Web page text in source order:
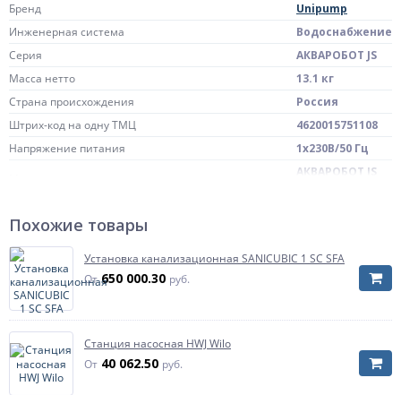
Бренд
Unipump
Инженерная система
Водоснабжение
Серия
АКВАРОБОТ JS
Масса нетто
13.1 кг
Страна происхождения
Россия
Штрих-код на одну ТМЦ
4620015751108
Напряжение питания
1х230В/50 Гц
АКВАРОБОТ JS
Диаметр присоединения всасывающего патрубка
Диаметр присоединения всасывающего патрубка
Диаметр присоединения патрубка на входе в
насос
1" ВР
Диаметр присоединения напорного патрубка
Диаметр присоединения напорного патрубка
Диаметр присоединения патрубка на выходе из
насоса
Похожие товары
Установка канализационная SANICUBIC 1 SC SFA
От650 000.30 руб.
Станция насосная HWJ Wilo
От 40 062.50 руб.